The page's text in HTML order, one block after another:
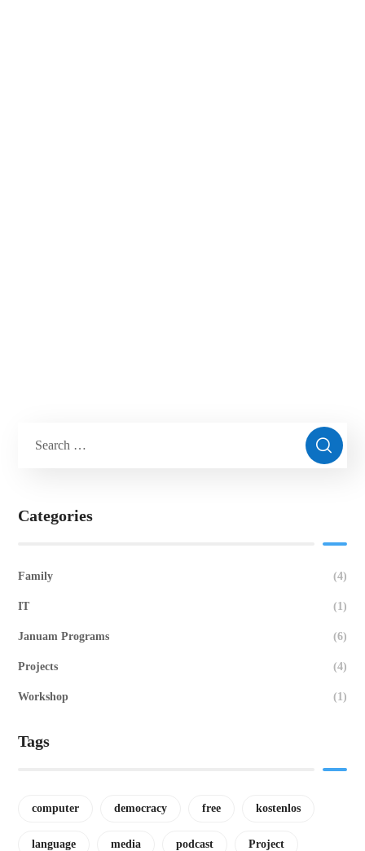
Categories
Family (4)
IT (1)
Januam Programs (6)
Projects (4)
Workshop (1)
Tags
computer democracy free kostenlos
language media podcast Project